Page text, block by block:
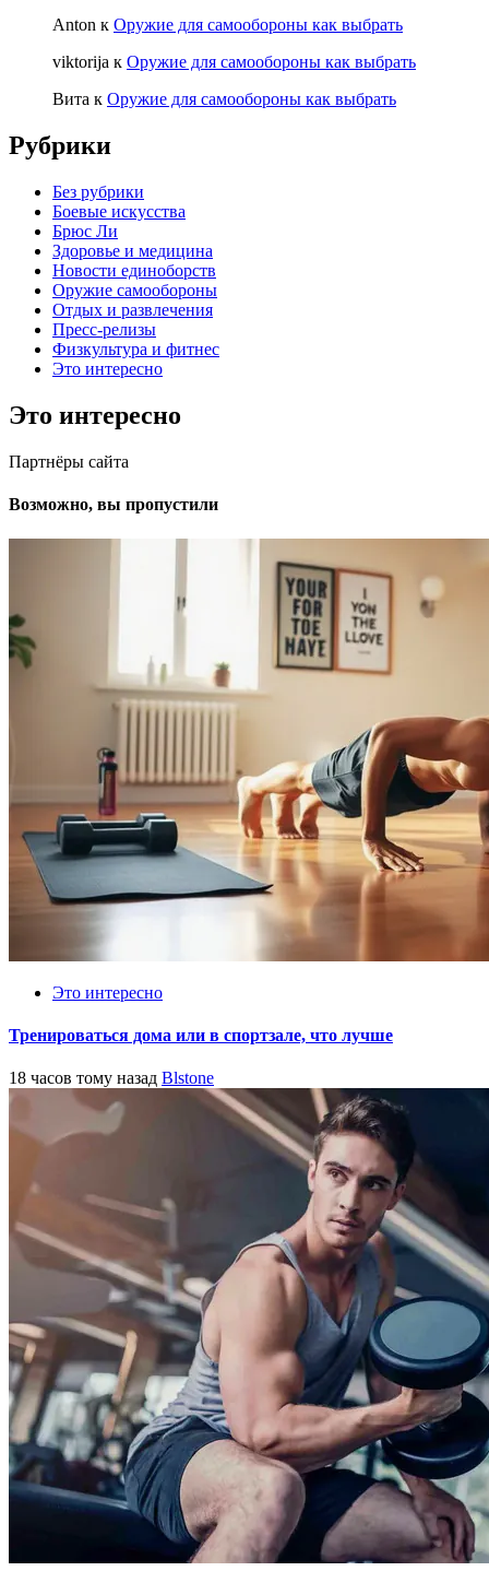
Anton к Оружие для самообороны как выбрать
viktorija к Оружие для самообороны как выбрать
Вита к Оружие для самообороны как выбрать
Рубрики
Без рубрики
Боевые искусства
Брюс Ли
Здоровье и медицина
Новости единоборств
Оружие самообороны
Отдых и развлечения
Пресс-релизы
Физкультура и фитнес
Это интересно
Это интересно
Партнёры сайта
Возможно, вы пропустили
Это интересно
Тренироваться дома или в спортзале, что лучше
18 часов тому назад Blstone